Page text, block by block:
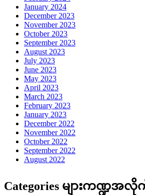
January 2024
December 2023
November 2023
October 2023
September 2023
August 2023
July 2023
June 2023
May 2023
April 2023
March 2023
February 2023
January 2023
December 2022
November 2022
October 2022
September 2022
August 2022
Categories များကဏ္ဍအ